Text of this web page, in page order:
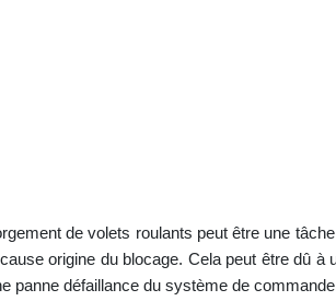
de volets roulants peut être une
origine du blocage. Cela peut être dû
panne défaillance du système de